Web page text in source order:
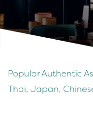
Popular Authentic
Thai, Japan,